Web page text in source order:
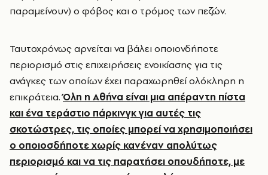
παραμείνουν) ο φόβος και ο τρόμος των πεζών.
Ταυτοχρόνως αρνείται να βάλει οποιονδήποτε
περιορισμό στις επιχειρήσεις ενοικίασης για τις
ανάγκες των οποίων έχει παραχωρηθεί ολόκληρη η
επικράτεια.Όλη η Αθήνα είναι μια απέραντη πίστα
και ένα τεράστιο πάρκινγκ για αυτές τις
σκοτώστρες, τις οποίες μπορεί να χρησιμοποιήσει
ο οποιοσδήποτε χωρίς κανέναν απολύτως
περιορισμό και να τις παρατήσει οπουδήποτε, με